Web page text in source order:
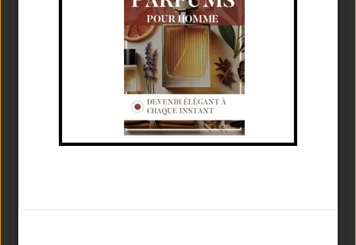
HERMÈS
Eau De Toilette♂
Boisé Épicé
Tenue / Sillage /
De 6 À 12 Heures / Moyen /